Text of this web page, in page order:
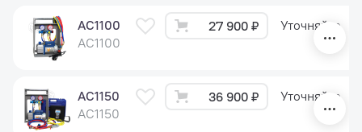
AC1100
AC1100
27 900 ₽ Уточняйте
AC1150
AC1150
36 900 ₽ Уточняйте